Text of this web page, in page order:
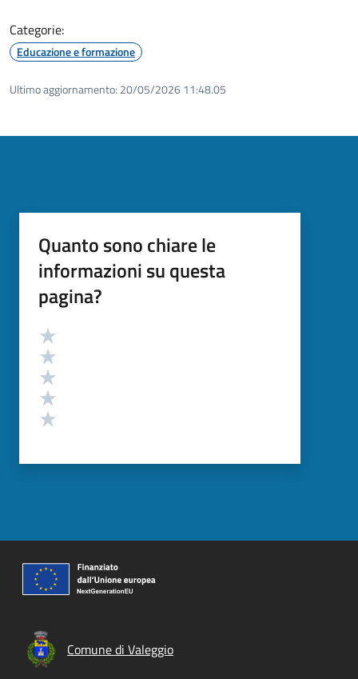
Categorie:
Educazione e formazione
Ultimo aggiornamento: 20/05/2026 11:48.05
Quanto sono chiare le
informazioni su questa
pagina?
Valutazione
Comune di Valeggio